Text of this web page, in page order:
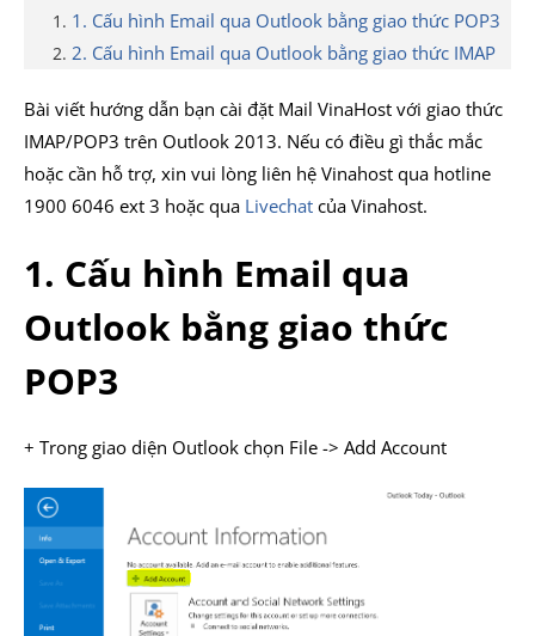
1. Cấu hình Email qua Outlook bằng giao thức POP3
2. Cấu hình Email qua Outlook bằng giao thức IMAP
Bài viết hướng dẫn bạn cài đặt Mail VinaHost với giao thức
IMAP/POP3 trên Outlook 2013. Nếu có điều gì thắc mắc
hoặc cần hỗ trợ, xin vui lòng liên hệ Vinahost qua hotline
1900 6046 ext 3 hoặc qua Livechat của Vinahost.
1. Cấu hình Email qua
Outlook bằng giao thức
POP3
+ Trong giao diện Outlook chọn File -> Add Account